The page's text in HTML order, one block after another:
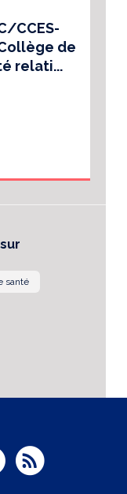
CCES-
de
relati...
santé
L
R